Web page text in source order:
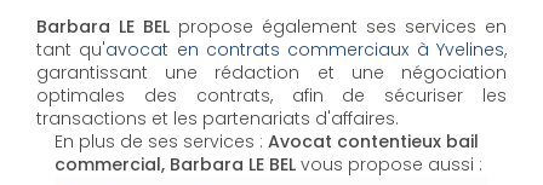
Barbara LE BEL propose également ses services en
tant qu'avocat en contrats commerciaux à Yvelines,
garantissant une rédaction et une négociation
optimales des contrats, afin de sécuriser les
transactions et les partenariats d'affaires.
En plus de ses services : Avocat contentieux bail
commercial, Barbara LE BEL vous propose aussi :